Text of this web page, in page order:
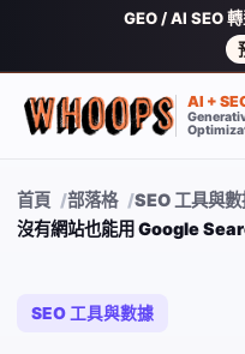
GEO / AI SEO
AI +
首頁 部落格
SEO 工具與數
沒有網站也能用 Google
SEO 工具與數據